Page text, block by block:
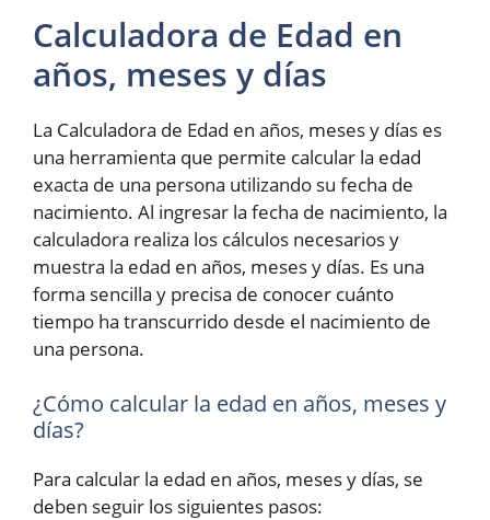
Calculadora de Edad en
años, meses y días
La Calculadora de Edad en años, meses y días es
una herramienta que permite calcular la edad
exacta de una persona utilizando su fecha de
nacimiento. Al ingresar la fecha de nacimiento, la
calculadora realiza los cálculos necesarios y
muestra la edad en años, meses y días. Es una
forma sencilla y precisa de conocer cuánto
tiempo ha transcurrido desde el nacimiento de
una persona.
¿Cómo calcular la edad en años, meses y
días?
Para calcular la edad en años, meses y días, se
deben seguir los siguientes pasos: